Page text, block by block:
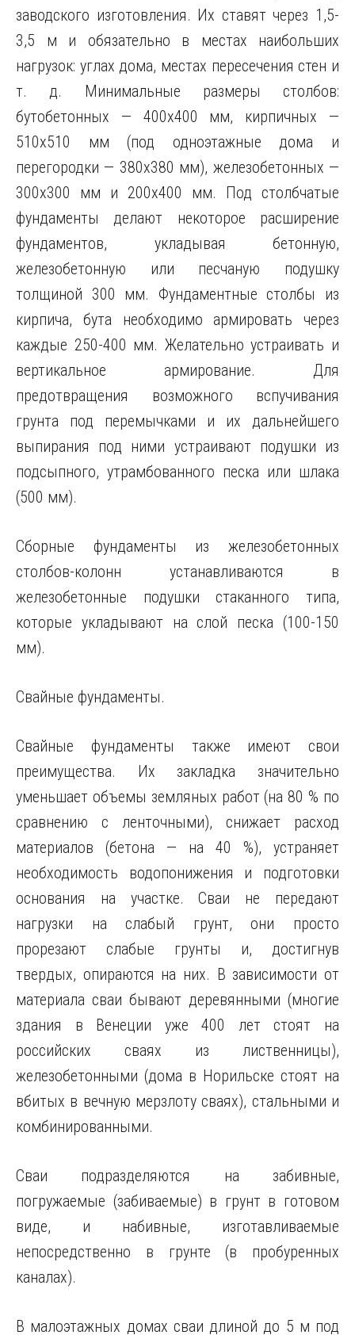
заводского изготовления. Их ставят через 1,5-
3,5 м и обязательно в местах наибольших
нагрузок: углах дома, местах пересечения стен и
т. д. Минимальные размеры столбов:
бутобетонных — 400х400 мм, кирпичных —
510х510 мм (под одноэтажные дома и
перегородки — 380х380 мм), железобетонных —
300х300 мм и 200х400 мм. Под столбчатые
фундаменты делают некоторое расширение
фундаментов, укладывая бетонную,
железобетонную или песчаную подушку
толщиной 300 мм. Фундаментные столбы из
кирпича, бута необходимо армировать через
каждые 250-400 мм. Желательно устраивать и
вертикальное армирование. Для
предотвращения возможного вспучивания
грунта под перемычками и их дальнейшего
выпирания под ними устраивают подушки из
подсыпного, утрамбованного песка или шлака
(500 мм).
Сборные фундаменты из железобетонных
столбов-колонн устанавливаются в
железобетонные подушки стаканного типа,
которые укладывают на слой песка (100-150
мм).
Свайные фундаменты.
Свайные фундаменты также имеют свои
преимущества. Их закладка значительно
уменьшает объемы земляных работ (на 80 % по
сравнению с ленточными), снижает расход
материалов (бетона — на 40 %), устраняет
необходимость водопонижения и подготовки
основания на участке. Сваи не передают
нагрузки на слабый грунт, они просто
прорезают слабые грунты и, достигнув
твердых, опираются на них. В зависимости от
материала сваи бывают деревянными (многие
здания в Венеции уже 400 лет стоят на
российских сваях из лиственницы),
железобетонными (дома в Норильске стоят на
вбитых в вечную мерзлоту сваях), стальными и
комбинированными.
Сваи подразделяются на забивные,
погружаемые (забиваемые) в грунт в готовом
виде, и набивные, изготавливаемые
непосредственно в грунте (в пробуренных
каналах).
В малоэтажных домах сваи длиной до 5 м под